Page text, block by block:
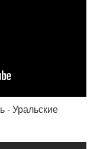
- Уральские